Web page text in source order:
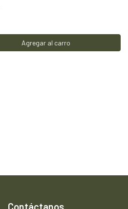
Agregar al carro